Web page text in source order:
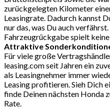
zurückgelegten Kilometer
Leasingrate. Dadurch kannst
nur das, was Du auch
Fahrzeugrückgabe spielt
Attraktive
Für viele große
leasing.com seit Jahren ein
als Leasingnehmer immer
Leasing profitieren. Sieh Dich
finde Deinen nächsten Honda
Rate.